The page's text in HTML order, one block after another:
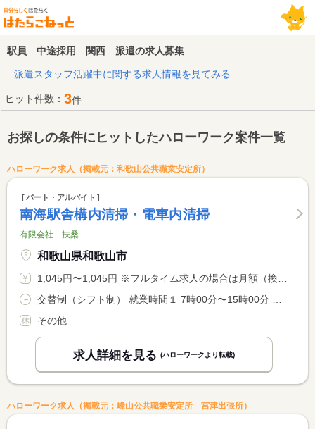
駅員 中途採用 関西 派遣の求人募集
派遣スタッフ活躍中に関する求人情報を見てみる
ヒット件数： 3件
お探しの条件にヒットしたハローワーク案件一覧
ハローワーク求人（掲載元：和歌山公共職業安定所）
パート・アルバイト
南海駅舎構内清掃・電車内清掃
有限会社 扶桑
和歌山県和歌山市
1,045円〜1,045円 ※フルタイム求人の場合は月額（換算額）、パート求人の場合は時間額を表示しています。
その他
求人詳細を見る (ハローワークより転載)
ハローワーク求人（掲載元：峰山公共職業安定所 宮津出張所）